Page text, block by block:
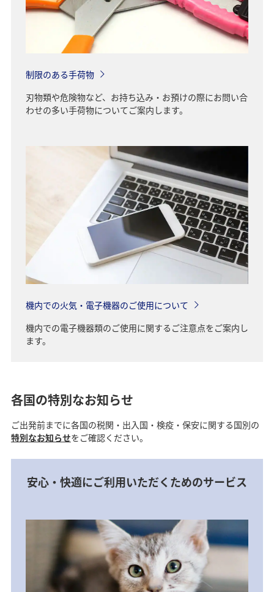
制限のある手荷物
刃物類や危険物など、お持ち込み・お預けの際にお問い合
わせの多い手荷物についてご案内します。
機内での火気・電子機器のご使用について
機内での電子機器類のご使用に関するご注意点をご案内し
ます。
各国の特別なお知らせ
ご出発前までに各国の税関・出入国・検疫・保安に関する国別の
特別なお知らせをご確認ください。
安心・快適にご利用いただくためのサービス